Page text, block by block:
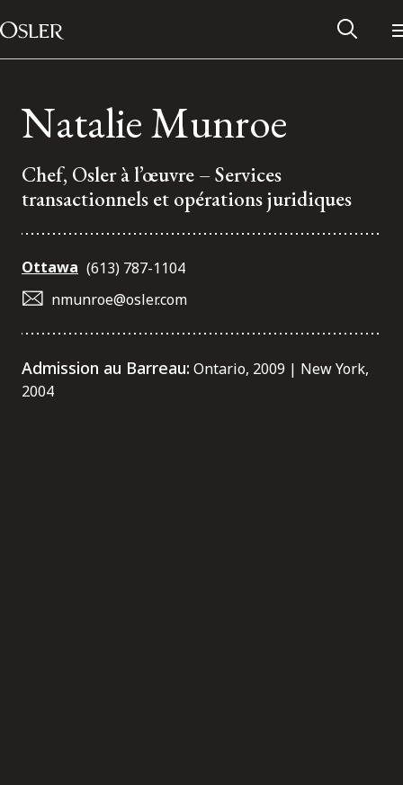
Passer au contenu
Main Navigation
Réseau des anciens d’Osler
Contactez-nous
Natalie Munroe
Chef, Osler à l’œuvre – Services
transactionnels et opérations juridiques
Ottawa (613) 787-1104
nmunroe@osler.com
Admission au Barreau: Ontario, 2009 | New York,
2004